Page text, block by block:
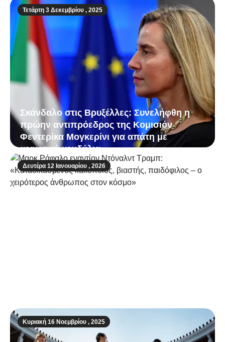
Τετάρτη 3 Δεκεμβρίου , 2025
Σκάνδαλο στις Βρυξέλλες: Συνελήφθη η
πρώην αντιπρόεδρος της Κομισιόν
Φεντερίκα Μογκερίνι για απάτη με
κοινοτικά κονδύλια
Δευτέρα 12 Ιανουαρίου , 2026
Κυριακή 16 Νοεμβρίου , 2025